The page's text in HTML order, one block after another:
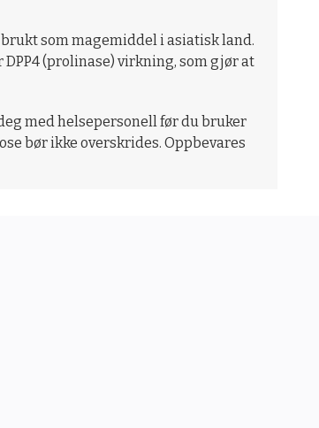
som magemiddel i asiatisk land.
(prolinase) virkning, som gjør at
med helsepersonell før du bruker
bør ikke overskrides. Oppbevares